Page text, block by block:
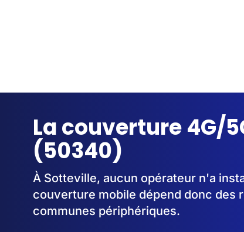
La couverture 4G/
(50340)
À Sotteville, aucun opérateur n'a
couverture mobile dépend donc des
communes périphériques.